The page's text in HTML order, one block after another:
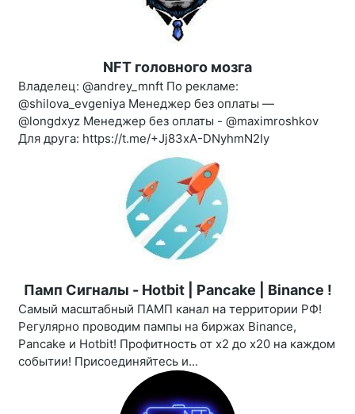
NFT головного мозга
Владелец: @andrey_mnft По рекламе:
@shilova_evgeniya Менеджер без оплаты —
@longdxyz Менеджер без оплаты - @maximroshkov
Для друга: https://t.me/+Jj83xA-DNyhmN2Iy
Памп Сигналы - Hotbit | Pancake | Binance !
Самый масштабный ПАМП канал на территории РФ!
Регулярно проводим пампы на биржах Binance,
Pancake и Hotbit! Профитность от х2 до х20 на каждом
событии! Присоединяйтесь и...